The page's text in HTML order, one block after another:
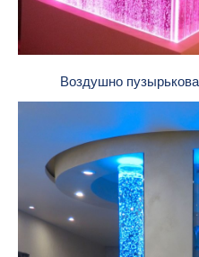
Воздушно